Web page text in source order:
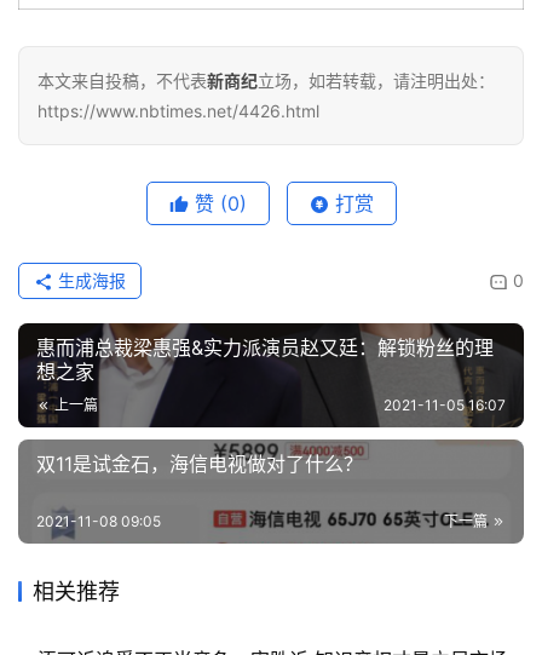
本文来自投稿，不代表新商纪立场，如若转载，请注明出处：
https://www.nbtimes.net/4426.html
赞 (0) 打赏
0
生成海报
惠而浦总裁梁惠强&实力派演员赵又廷：解锁粉丝的理
想之家
上一篇 2021-11-05 16:07
双11是试金石，海信电视做对了什么？
下一篇
2021-11-08 09:05
相关推荐